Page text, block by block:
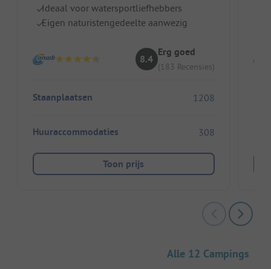
Ideaal voor watersportliefhebbers
Eigen naturistengedeelte aanwezig
8.4
Erg goed
(183 Recensies)
Staanplaatsen 1208
Huuraccommodaties 308
Toon prijs
Alle 12 Campings